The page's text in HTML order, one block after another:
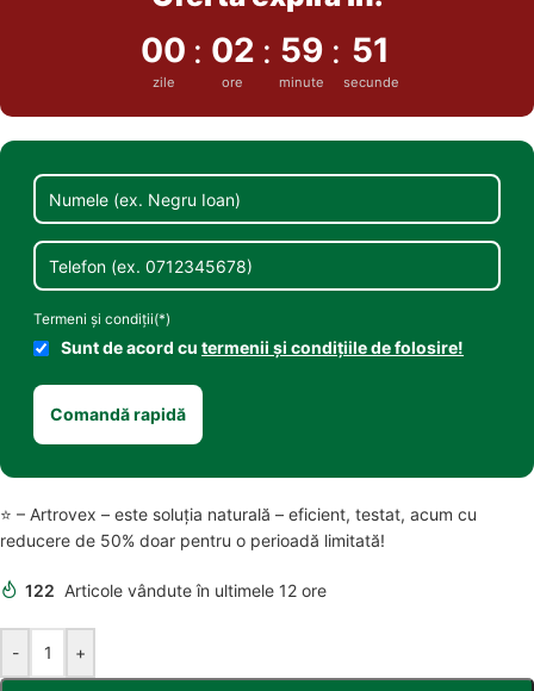
00
zile
: 02
ore
: 59
minute
: 50
secunde
Numele
Ex.
Negru
Ioan
Telefon
Ex.
Termeni și condiții(*)
Sunt de acord cu termenii și condițiile de folosire!
Comandă rapidă
⭐ – Artrovex – este soluția naturală – eficient, testat, acum cu
reducere de 50% doar pentru o perioadă limitată!
122 Articole vândute în ultimele 12 ore
- +